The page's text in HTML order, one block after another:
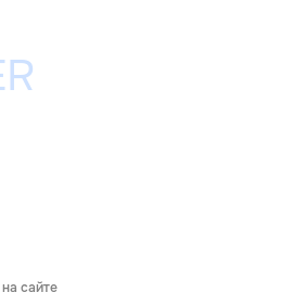
сайте